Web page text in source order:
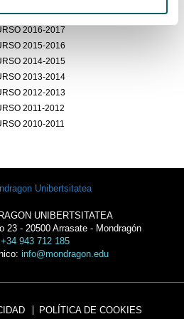
2017-2018
2016-2017
2015-2016
2014-2015
2013-2014
2012-2013
2011-2012
2010-2011
UNIBERTSITATEA
23 - 20500 Arrasate - Mondragón
+34 943 712 185
info@mondragon.edu
POLÍTICA DE COOKIES